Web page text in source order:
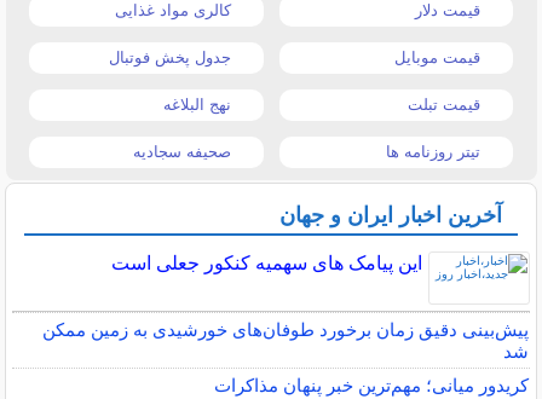
قیمت دلار کالری مواد غذایی
قیمت موبایل جدول پخش فوتبال
قیمت تبلت نهج البلاغه
تیتر روزنامه ها صحیفه سجادیه
آخرین اخبار ایران و جهان
این پیامک های سهمیه کنکور جعلی است
پیش‌بینی دقیق زمان برخورد طوفان‌های خورشیدی به زمین ممکن
شد
کریدور میانی؛ مهم‌ترین خبر پنهان مذاکرات